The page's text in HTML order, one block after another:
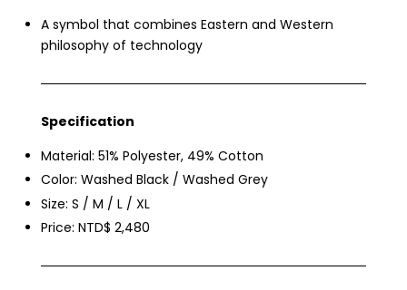
A symbol that combines Eastern and Western
philosophy of technology
Specification
Material: 51% Polyester, 49% Cotton
Color: Washed Black / Washed Grey
Size: S / M / L / XL
Price: NTD$ 2,480